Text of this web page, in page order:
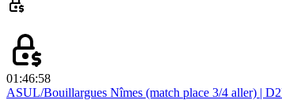
01:46:58
ASUL/Bouillargues Nîmes (match place 3/4 aller) |